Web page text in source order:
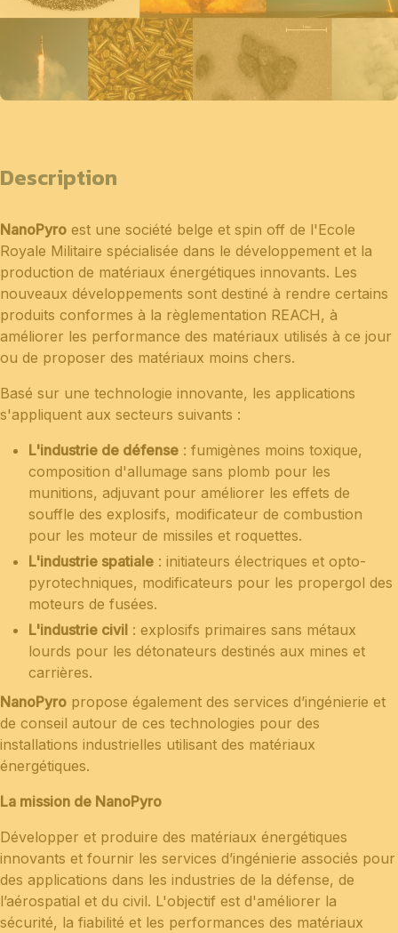
Description
NanoPyro est une société belge et spin off de l'Ecole
Royale Militaire spécialisée dans le développement et la
production de matériaux énergétiques innovants. Les
nouveaux développements sont destiné à rendre certains
produits conformes à la règlementation REACH, à
améliorer les performance des matériaux utilisés à ce jour
ou de proposer des matériaux moins chers.
Basé sur une technologie innovante, les applications
s'appliquent aux secteurs suivants :
L'industrie de défense : fumigènes moins toxique,
composition d'allumage sans plomb pour les
munitions, adjuvant pour améliorer les effets de
souffle des explosifs, modificateur de combustion
pour les moteur de missiles et roquettes.
L'industrie spatiale : initiateurs électriques et opto-
pyrotechniques, modificateurs pour les propergol des
moteurs de fusées.
L'industrie civil : explosifs primaires sans métaux
lourds pour les détonateurs destinés aux mines et
carrières.
NanoPyro propose également des services d’ingénierie et
de conseil autour de ces technologies pour des
installations industrielles utilisant des matériaux
énergétiques.
La mission de NanoPyro
Développer et produire des matériaux énergétiques
innovants et fournir les services d’ingénierie associés pour
des applications dans les industries de la défense, de
l’aérospatial et du civil. L'objectif est d'améliorer la
sécurité, la fiabilité et les performances des matériaux